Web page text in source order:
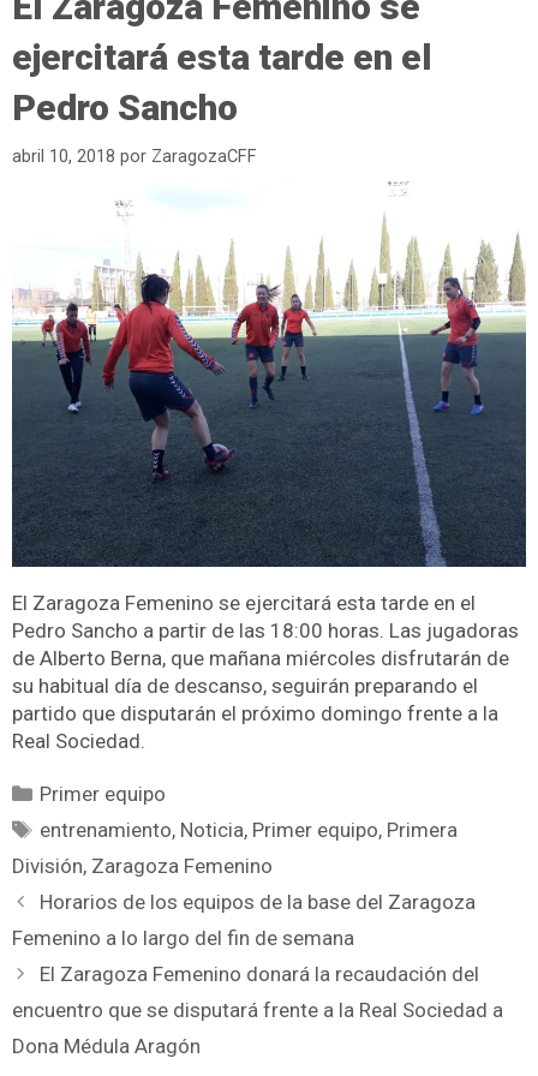
ejercitará esta tarde en el
Pedro Sancho
abril 10, 2018 por ZaragozaCFF
El Zaragoza Femenino se ejercitará esta tarde en el
Pedro Sancho a partir de las 18:00 horas. Las jugadoras
de Alberto Berna, que mañana miércoles disfrutarán de
su habitual día de descanso, seguirán preparando el
partido que disputarán el próximo domingo frente a la
Real Sociedad.
Primer equipo
entrenamiento, Noticia, Primer equipo, Primera
División, Zaragoza Femenino
Horarios de los equipos de la base del Zaragoza
Femenino a lo largo del fin de semana
El Zaragoza Femenino donará la recaudación del
encuentro que se disputará frente a la Real Sociedad a
Dona Médula Aragón